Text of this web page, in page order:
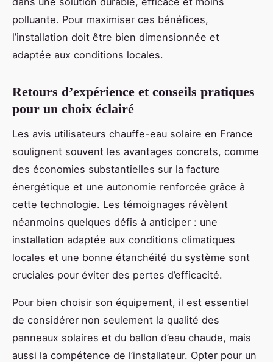
polluante. Pour maximiser ces bénéfices,
l’installation doit être bien dimensionnée et
adaptée aux conditions locales.
Retours d’expérience et conseils pratiques
pour un choix éclairé
Les avis utilisateurs chauffe-eau solaire en France
soulignent souvent les avantages concrets, comme
des économies substantielles sur la facture
énergétique et une autonomie renforcée grâce à
cette technologie. Les témoignages révèlent
néanmoins quelques défis à anticiper : une
installation adaptée aux conditions climatiques
locales et une bonne étanchéité du système sont
cruciales pour éviter des pertes d’efficacité.
Pour bien choisir son équipement, il est essentiel
de considérer non seulement la qualité des
panneaux solaires et du ballon d’eau chaude, mais
aussi la compétence de l’installateur. Opter pour un